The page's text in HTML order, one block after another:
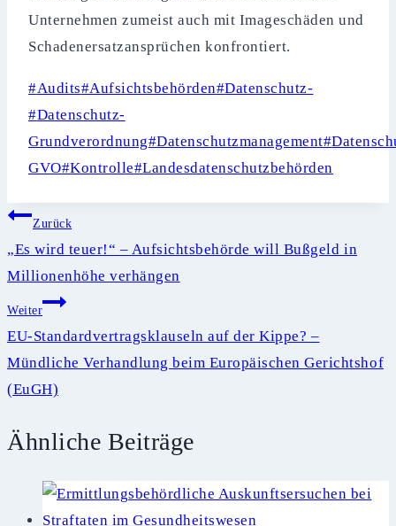
Unternehmen zumeist auch mit Imageschäden und
Schadenersatzansprüchen konfrontiert.
Schlagworte:
#Audits#Aufsichtsbehörden#Datenschutz-
#Datenschutz-
Grundverordnung#Datenschutzmanagement#
GVO#Kontrolle#Landesdatenschutzbehörden
Beitragsnavigation
Zurück
„Es wird teuer!“ – Aufsichtsbehörde will Bußgeld in
Millionenhöhe verhängen
Weiter
EU-Standardvertragsklauseln auf der Kippe? –
Mündliche Verhandlung beim Europäischen Gerichtshof
(EuGH)
Ähnliche Beiträge